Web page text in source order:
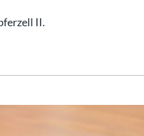
II.